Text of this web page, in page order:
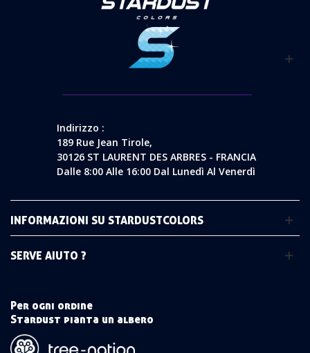
Indirizzo :
189 Rue Jean Tirole,
30126 ST LAURENT DES ARBRES - FRANCIA
Dalle 8:00 Alle 16:00 Dal Lunedì Al Venerdì
INFORMAZIONI SU STARDUSTCOLORS
SERVE AIUTO ?
Per ogni ordine
Stardust pianta un albero